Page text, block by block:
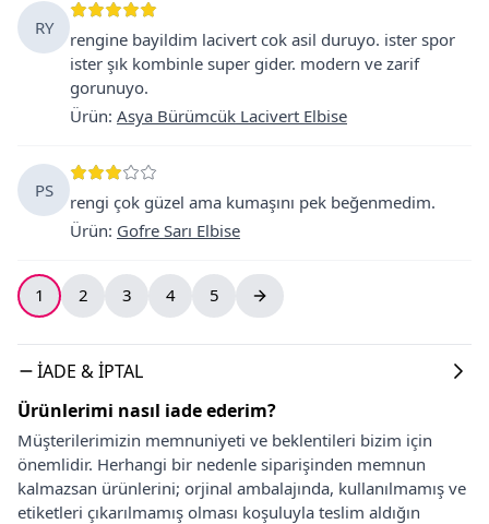
RY
rengine bayildim lacivert cok asil duruyo. ister spor
ister şık kombinle super gider. modern ve zarif
gorunuyo.
Ürün: Asya Bürümcük Lacivert Elbise
PS
rengi çok güzel ama kumaşını pek beğenmedim.
Ürün: Gofre Sarı Elbise
1 2 3 4 5
İADE & İPTAL
Ürünlerimi nasıl iade ederim?
Müşterilerimizin memnuniyeti ve beklentileri bizim için
önemlidir. Herhangi bir nedenle siparişinden memnun
kalmazsan ürünlerini; orjinal ambalajında, kullanılmamış ve
etiketleri çıkarılmamış olması koşuluyla teslim aldığın